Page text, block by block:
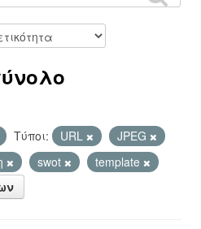
Τύποι: URL
JPEG
swot
template